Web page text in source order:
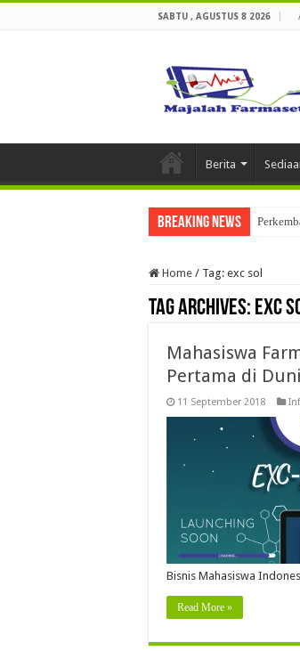
SABTU , AGUSTUS 8 2026
Berita
Breaking News
Home / Tag: exc sol
Tag Archives: exc
Mahasiswa
Pertama di
11 September 2018
Bisnis Mahasiswa
Read More »